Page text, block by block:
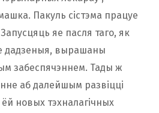
Пакуль сістэма працуе
яе пасля таго, як
дадзеныя, вырашаны
забеспячэннем. Тады ж
аб далейшым развіцці
новых тэхналагічных